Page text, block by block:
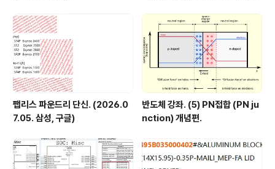
팹리스 파운드리 단신. (2026.0
7.05. 삼성, 구글)
반도체 강좌. (5) PN접합 (PN ju
nction) 개념편.